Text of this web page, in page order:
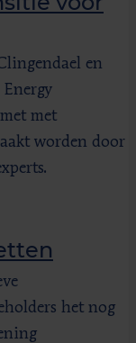
en
met
worden door
het nog